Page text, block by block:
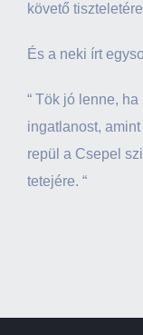
követő
És a neki írt
“ Tök jó lenne,
ingatlanost,
repül a Csepel
tetejére. “